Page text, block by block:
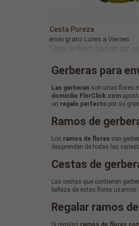
Cesta Pureza
envío gratis Lunes a Viernes
Gerberas para
Las gerberas son unas flores
domicilio FlorClick.com
un regalo perfecto por su
Ramos de
Los ramos de flores con
desprenden de todas las
Cestas de
Las cestas que contienen
belleza de estas flores
Regalar ramos
Si regalas ramos de flores